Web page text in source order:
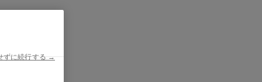
ずに続行する →